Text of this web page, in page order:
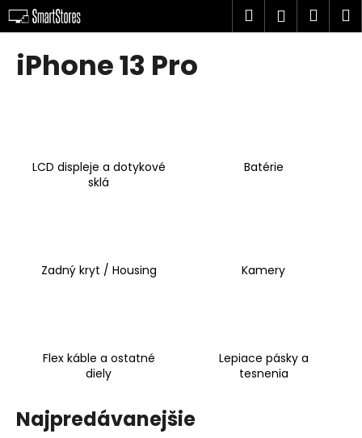
Prejsť
na
obsah
Hľadať
iPhone 13 Pro
LCD displeje a dotykové
sklá
Batérie
Zadný kryt / Housing Kamery
Flex káble a ostatné
diely
Lepiace pásky a
tesnenia
Najpredávanejšie
K
o
s